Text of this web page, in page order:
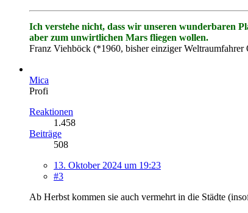
Ich verstehe nicht, dass wir unseren wunderbaren
aber zum unwirtlichen Mars fliegen wollen.
Franz Viehböck (*1960, bisher einziger Weltraumfahrer
Mica
Profi
Reaktionen
1.458
Beiträge
508
13. Oktober 2024 um 19:23
#3
Ab Herbst kommen sie auch vermehrt in die Städte